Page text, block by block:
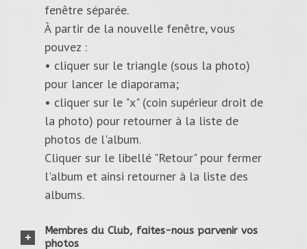
fenêtre séparée.
À partir de la nouvelle fenêtre, vous
pouvez :
• cliquer sur le triangle (sous la photo)
pour lancer le diaporama;
• cliquer sur le "x" (coin supérieur droit de
la photo) pour retourner à la liste de
photos de l'album.
Cliquer sur le libellé "Retour" pour fermer
l'album et ainsi retourner à la liste des
albums.
Membres du Club, faites-nous parvenir vos
photos